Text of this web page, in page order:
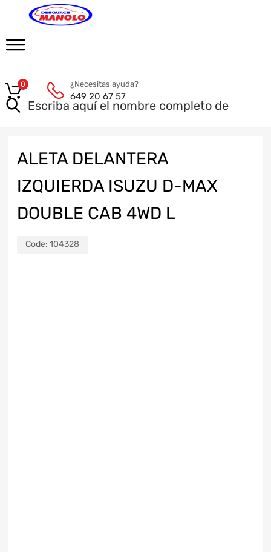
¿Necesitas ayuda?
649 20 67 57
0
ALETA DELANTERA
IZQUIERDA ISUZU D-MAX
DOUBLE CAB 4WD L
Code: 104328